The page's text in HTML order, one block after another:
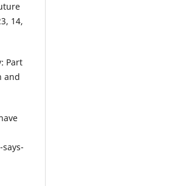
14,
Part
and